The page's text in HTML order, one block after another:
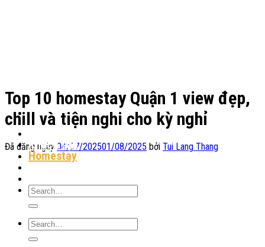
Địa Điểm Lưu Trú
Khách sạn
Homestay
Top 10 homestay Quận 1 view đẹp,
chill và tiện nghi cho kỳ nghỉ
Đã đăng ngày 04/07/202501/08/2025 bởi Tui Lang Thang